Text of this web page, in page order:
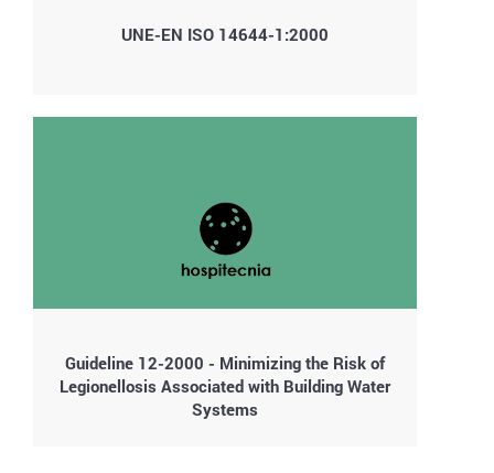
UNE-EN ISO 14644-1:2000
Guideline 12-2000 - Minimizing the Risk of
Legionellosis Associated with Building Water
Systems